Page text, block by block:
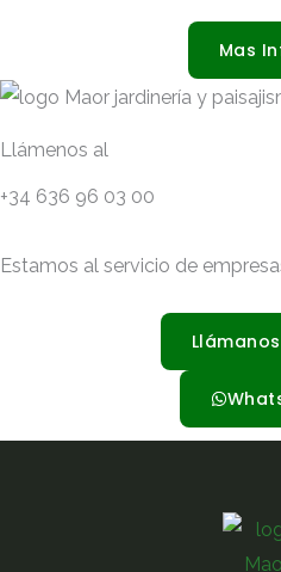
Mas
Llámenos al
+34 636 96 03 00
Estamos al servicio de